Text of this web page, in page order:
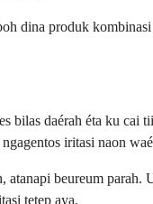
dina produk
daérah éta ku
iritasi naon
beureum
tetep aya.